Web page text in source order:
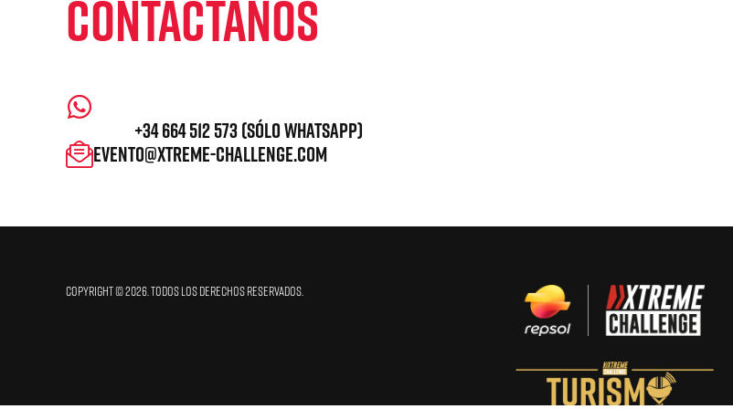
CONTÁCTANOS
+34 664 512 573 (Sólo WhatsApp)
evento@xtreme-challenge.com
Copyright © 2026. Todos los derechos reservados.